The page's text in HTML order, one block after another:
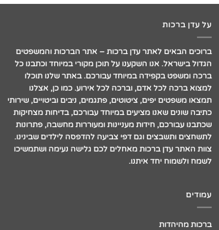
על עדן ברכות
ברוכים הבאים לאתר עדן ברכות – אתר הברכות והמשפטים
הגדול בישראל. אנו השקענו על תוכן מקורי במיוחד וכתבנו כל
ברכה ומשפט בקפידה במיוחד עבורכם. באתר שלנו תוכלו
למצוא ברכה לכל אדם, וברכה לכל אירוע. כמו כן, אצלנו
תמצאו משפטים יפים, ציטוטים, פתגמים, ניבים וביטויים, שירותי
כתיבה שונים שאנו מציעים במיוחד עבורכם, בדיחות מצחיקות
שכתבנו עבורכם, חידות מעניינות ומעוררות מחשבה, פתרונות
לתשחצים ותשבצים וגם דפי צביעה להדפסה לילדים שבינינו.
צוות האתר עדן ברכות מאחלים לכם גלישה נעימה ושתמשיכו
לשמח ולשמוח יחד איתנו.
עמודים
ברכות מהיהדות